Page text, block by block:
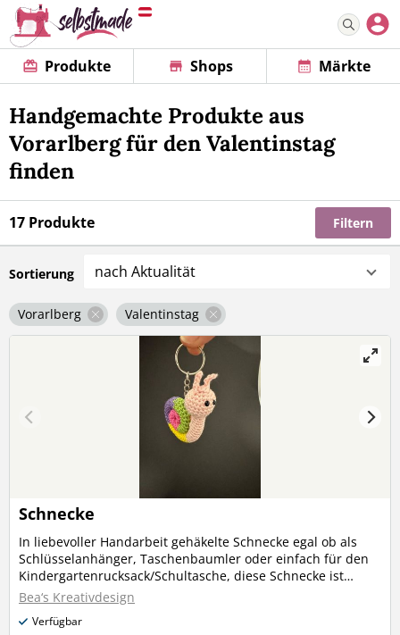
Produkte Shops Märkte
Handgemachte Produkte aus
Vorarlberg für den Valentinstag
finden
17 Produkte Filtern
Sortierung nach Aktualität
Vorarlberg Valentinstag
Schnecke
In liebevoller Handarbeit gehäkelte Schnecke egal ob als
Schlüsselanhänger, Taschenbaumler oder einfach für den
Kindergartenrucksack/Schultasche, diese Schnecke ist
immer ein Hingucker Ihr könnt mir gerne auch eure
Farbwünsche für das Schneckenhaus schreiben
Bea‘s Kreativdesign
Verfügbar